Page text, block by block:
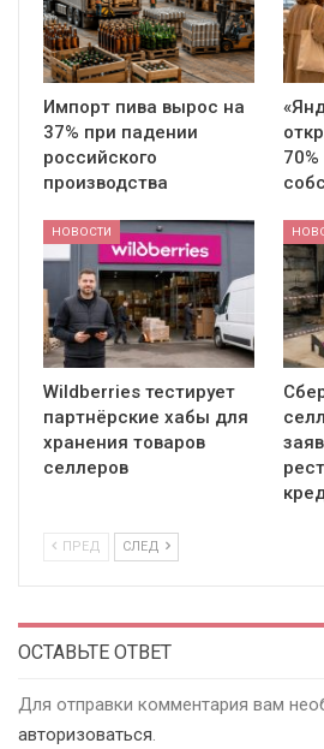
Импорт пива вырос на
37% при падении
российского
производства
НОВОСТИ
Wildberries тестирует
партнёрские хабы для
хранения товаров
селлеров
ПРЕД СЛЕД
ОСТАВЬТЕ ОТВЕТ
Для отправки комментария вам
авторизоваться.